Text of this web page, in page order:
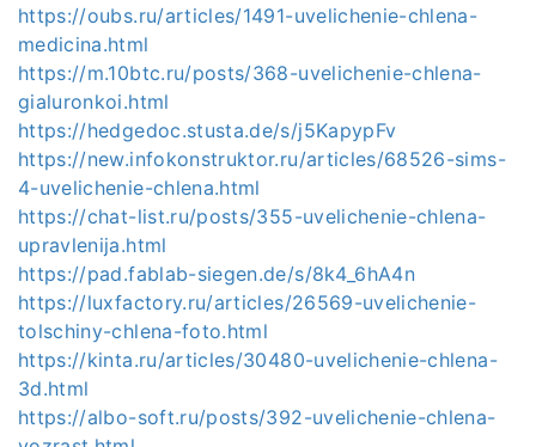
https://oubs.ru/articles/1491-uvelichenie-chlena-
medicina.html
https://m.10btc.ru/posts/368-uvelichenie-chlena-
gialuronkoi.html
https://hedgedoc.stusta.de/s/j5KapypFv
https://new.infokonstruktor.ru/articles/68526-sims-
4-uvelichenie-chlena.html
https://chat-list.ru/posts/355-uvelichenie-chlena-
upravlenija.html
https://pad.fablab-siegen.de/s/8k4_6hA4n
https://luxfactory.ru/articles/26569-uvelichenie-
tolschiny-chlena-foto.html
https://kinta.ru/articles/30480-uvelichenie-chlena-
3d.html
https://albo-soft.ru/posts/392-uvelichenie-chlena-